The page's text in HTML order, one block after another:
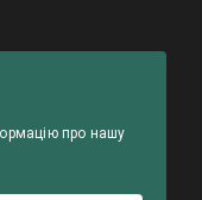
про нашу